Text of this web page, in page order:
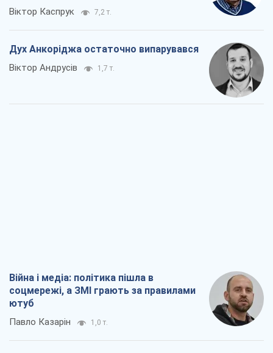
Віктор Каспрук 7,2 т.
Дух Анкоріджа остаточно випарувався
Віктор Андрусів 1,7 т.
Війна і медіа: політика пішла в
соцмережі, а ЗМІ грають за правилами
ютуб
Павло Казарін 1,0 т.